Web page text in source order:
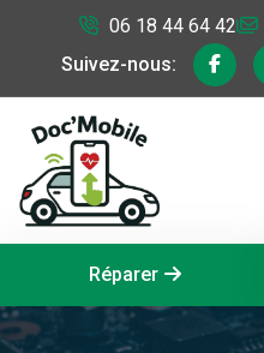
Suivez-nous:
06 18 44 64 42
Réparer